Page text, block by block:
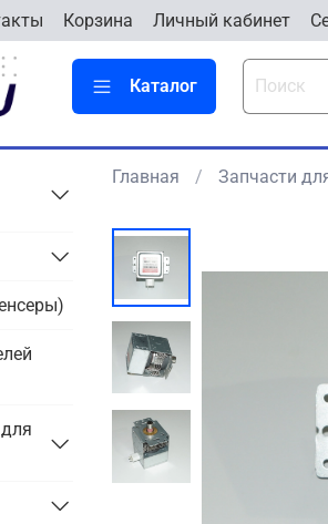
Корзина Личный кабинет
Каталог
Главная Запчасти